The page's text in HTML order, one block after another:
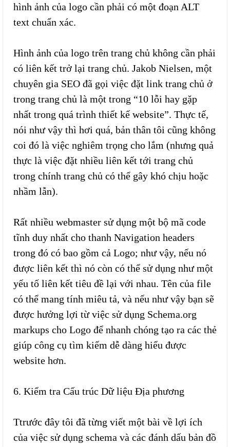
hình ảnh của logo cần phải có một đoạn ALT
text chuẩn xác.
Hình ảnh của logo trên trang chủ không cần phải
có liên kết trở lại trang chủ. Jakob Nielsen, một
chuyên gia SEO đã gọi việc đặt link trang chủ ở
trong trang chủ là một trong “10 lỗi hay gặp
nhất trong quá trình thiết kế website”. Thực tế,
nói như vậy thì hơi quá, bản thân tôi cũng không
coi đó là việc nghiêm trọng cho lắm (nhưng quả
thực là việc đặt nhiều liên kết tới trang chủ
trong chính trang chủ có thể gây khó chịu hoặc
nhầm lẫn).
Rất nhiều webmaster sử dụng một bộ mã code
tĩnh duy nhất cho thanh Navigation headers
trong đó có bao gồm cả Logo; như vậy, nếu nó
được liên kết thì nó còn có thể sử dụng như một
yếu tố liên kết tiêu đề lại với nhau. Tên của file
có thể mang tính miêu tả, và nếu như vậy bạn sẽ
được hưởng lợi từ việc sử dụng Schema.org
markups cho Logo để nhanh chóng tạo ra các thẻ
giúp công cụ tìm kiếm dễ dàng hiểu được
website hơn.
6. Kiểm tra Cấu trúc Dữ liệu Địa phương
Ttrước đây tôi đã từng viết một bài về lợi ích
của việc sử dụng schema và các đánh dấu bản đồ